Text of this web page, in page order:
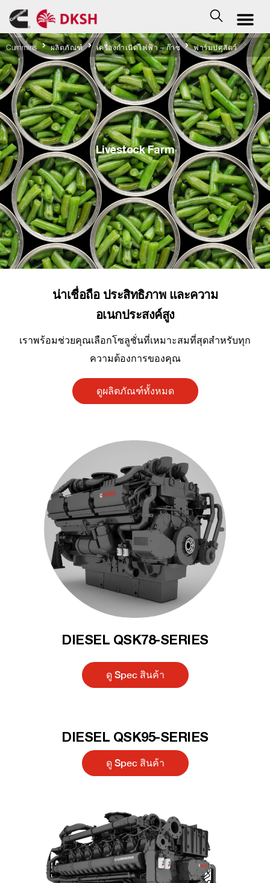
Cummins ผลิตภัณฑ์ เครื่องกำเนิดไฟฟ้า – ก๊าซ ฟาร์มปศุสัตว์
Livestock Farm
น่าเชื่อถือ ประสิทธิภาพ และความ
อเนกประสงค์สูง
เราพร้อมช่วยคุณเลือกโซลูชั่นที่เหมาะสมที่สุดสำหรับทุก
ความต้องการของคุณ
ดูผลิตภัณฑ์ทั้งหมด
DIESEL QSK78-SERIES
ดู Spec สินค้า
DIESEL QSK95-SERIES
ดู Spec สินค้า